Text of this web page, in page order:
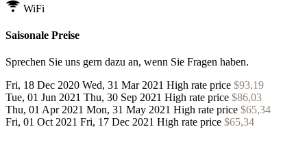
WiFi
Saisonale Preise
Sprechen Sie uns gern dazu an, wenn Sie Fragen haben.
Fri, 18 Dec 2020 Wed, 31 Mar 2021 High rate price $93,19
Tue, 01 Jun 2021 Thu, 30 Sep 2021 High rate price $86,03
Thu, 01 Apr 2021 Mon, 31 May 2021 High rate price $65,34
Fri, 01 Oct 2021 Fri, 17 Dec 2021 High rate price $65,34